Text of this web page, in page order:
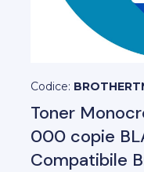
Codice:
Toner
000 copie
Compatibile